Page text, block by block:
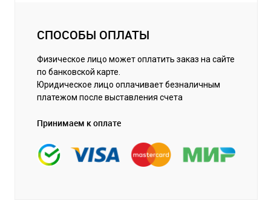
СПОСОБЫ ОПЛАТЫ
Физическое лицо может оплатить заказ на сайте
по банковской карте.
Юридическое лицо оплачивает безналичным
платежом после выставления счета
Принимаем к оплате